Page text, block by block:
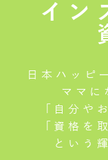
イン
日本ハッピ
ママに
「自分や
「資格を
という